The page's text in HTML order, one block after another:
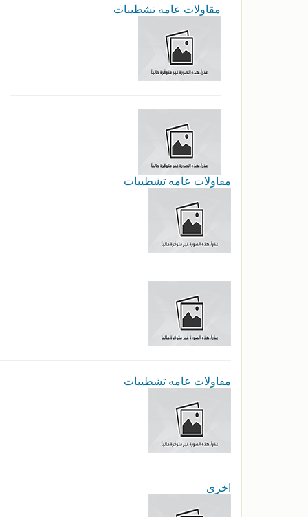
مقاولات عامه تشطيبات
مقاولات عامه تشطيبات
مقاولات عامه تشطيبات
اخرى